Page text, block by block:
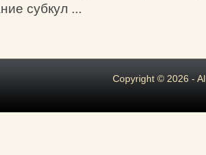
субкул ...
Copyright © 2026 -